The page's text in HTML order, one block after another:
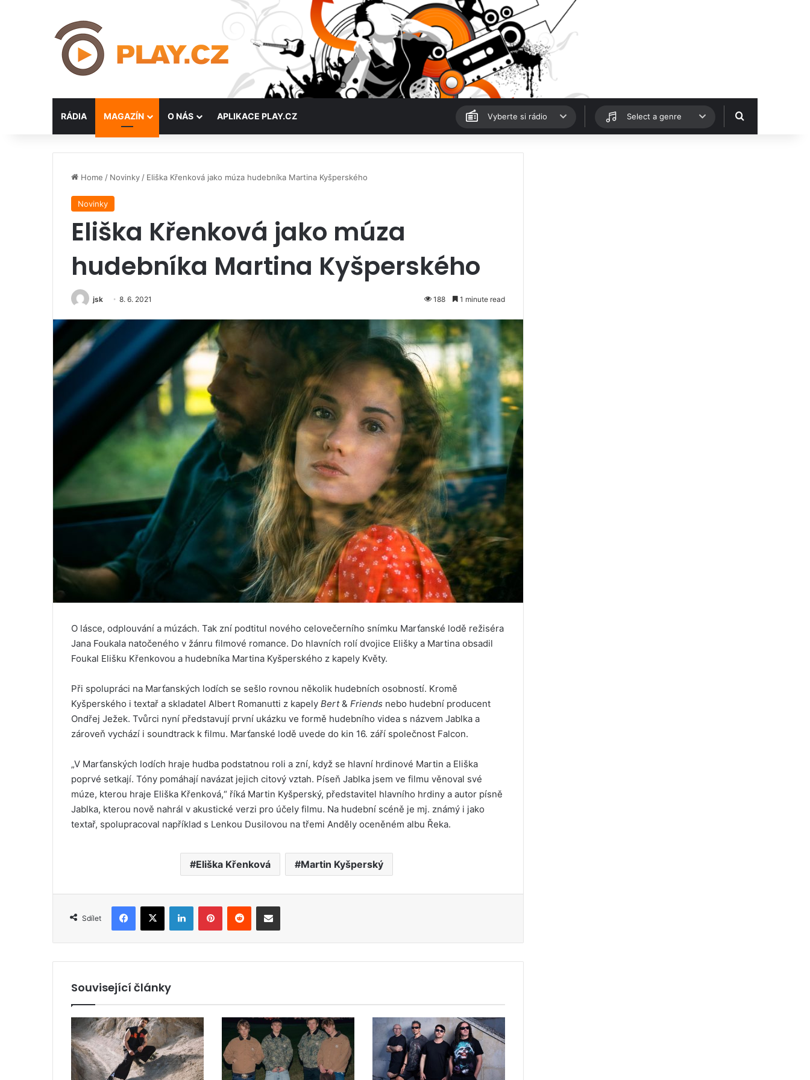
RÁDIA MAGAZÍN O NÁS APLIKACE PLAY.CZ Vyberte si rádio Select a genre Hledat
Home / Novinky / Eliška Křenková jako múza hudebníka Martina Kyšperského
Novinky
Eliška Křenková jako múza
hudebníka Martina Kyšperského
jsk 8. 6. 2021 188 1 minute read
O lásce, odplouvání a múzách. Tak zní podtitul nového celovečerního snímku Marťanské lodě režiséra
Jana Foukala natočeného v žánru filmové romance. Do hlavních rolí dvojice Elišky a Martina obsadil
Foukal Elišku Křenkovou a hudebníka Martina Kyšperského z kapely Květy.
Při spolupráci na Marťanských lodích se sešlo rovnou několik hudebních osobností. Kromě
Kyšperského i textař a skladatel Albert Romanutti z kapely Bert& Friends nebo hudební producent
Ondřej Ježek. Tvůrci nyní představují první ukázku ve formě hudebního videa s názvem Jablka a
zároveň vychází i soundtrack k filmu. Marťanské lodě uvede do kin 16. září společnost Falcon.
„V Marťanských lodích hraje hudba podstatnou roli a zní, když se hlavní hrdinové Martin a Eliška
poprvé setkají. Tóny pomáhají navázat jejich citový vztah. Píseň Jablka jsem ve filmu věnoval své
múze, kterou hraje Eliška Křenková,“ říká Martin Kyšperský, představitel hlavního hrdiny a autor písně
Jablka, kterou nově nahrál v akustické verzi pro účely filmu. Na hudební scéně je mj. známý i jako
textař, spolupracoval například s Lenkou Dusilovou na třemi Anděly oceněném albu Řeka.
Eliška Křenková Martin Kyšperský
Sdílet
Související články